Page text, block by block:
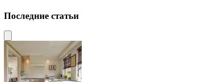
Последние статьи